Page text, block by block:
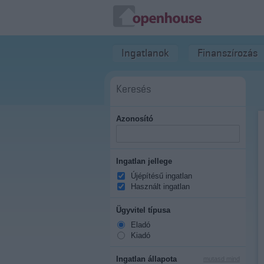
Ingatlanok Finanszírozás
Keresés
Azonosító
Ingatlan jellege
Újépítésű ingatlan
Használt ingatlan
Ügyvitel típusa
Eladó
Kiadó
Ingatlan állapota